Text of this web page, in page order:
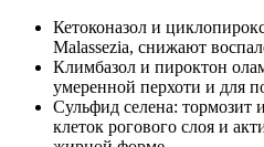
Кетоконазол и
Malassezia, снижают
Климбазол и пироктон
умеренной перхоти и для
Сульфид селена:
клеток рогового слоя и